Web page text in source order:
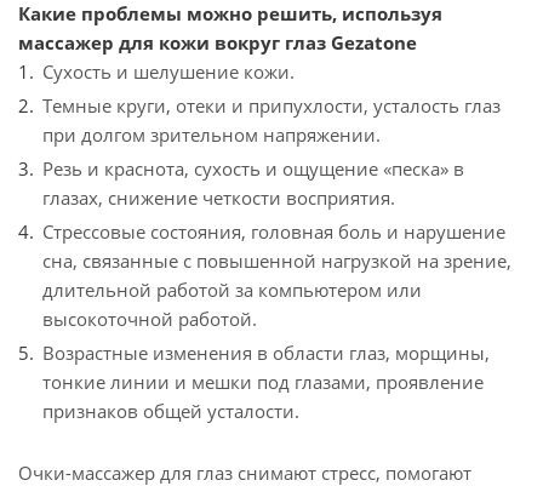
Какие проблемы можно решить, используя
массажер для кожи вокруг глаз Gezatone
Сухость и шелушение кожи.
Темные круги, отеки и припухлости, усталость глаз
при долгом зрительном напряжении.
Резь и краснота, сухость и ощущение «песка» в
глазах, снижение четкости восприятия.
Стрессовые состояния, головная боль и нарушение
сна, связанные с повышенной нагрузкой на зрение,
длительной работой за компьютером или
высокоточной работой.
Возрастные изменения в области глаз, морщины,
тонкие линии и мешки под глазами, проявление
признаков общей усталости.
Очки-массажер для глаз снимают стресс, помогают